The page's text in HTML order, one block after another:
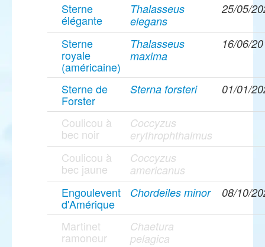
Sterne
élégante
Thalasseus
elegans
25/05/
Sterne
royale
(américaine)
Thalasseus
maxima
16/06/
Sterne de
Forster
Sterna forsteri 01/01/
Coulicou à
bec noir
Coccyzus
erythrophthalmus
Coulicou à
bec jaune
Coccyzus
americanus
Engoulevent
d'Amérique
Chordeiles minor 08/10/
Martinet
ramoneur
Chaetura
pelagica